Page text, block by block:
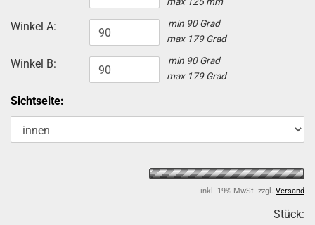
Winkel A:
min 90 Grad
max 179 Grad
Winkel B:
min 90 Grad
max 179 Grad
Sichtseite:
inkl. 19% MwSt. zzgl. Versand
Stück: